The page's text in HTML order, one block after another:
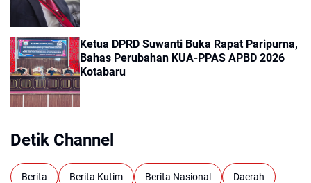
Ketua DPRD Suwanti Buka Rapat Paripurna,
Bahas Perubahan KUA-PPAS APBD 2026
Kotabaru
Detik Channel
Berita Berita Kutim Berita Nasional Daerah